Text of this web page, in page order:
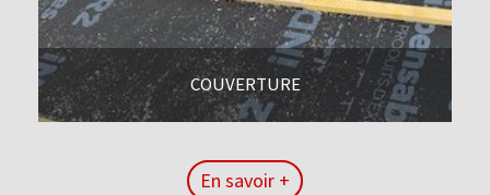
COUVERTURE
En savoir +